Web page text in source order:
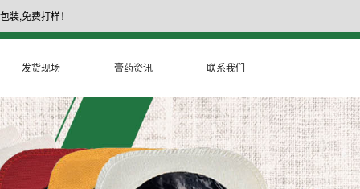
装,免费打样！
发货现场 膏药资讯 联系我们